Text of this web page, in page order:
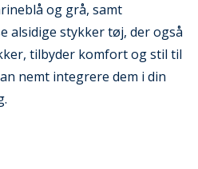
og grå, samt
alsidige stykker tøj, der også
tilbyder komfort og stil til
nemt integrere dem i din